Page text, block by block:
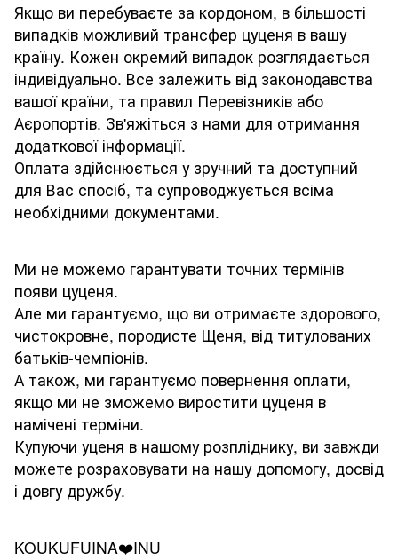
Якщо ви перебуваєте за кордоном, в більшості
випадків можливий трансфер цуценя в вашу
країну. Кожен окремий випадок розглядається
індивідуально. Все залежить від законодавства
вашої країни, та правил Перевізників або
Аєропортів. Зв'яжіться з нами для отримання
додаткової інформації.
Оплата здійснюється у зручний та доступний
для Вас спосіб, та супроводжується всіма
необхідними документами.
Ми не можемо гарантувати точних термінів
появи цуценя.
Але ми гарантуємо, що ви отримаєте здорового,
чистокровне, породисте Щеня, від титулованих
батьків-чемпіонів.
А також, ми гарантуємо повернення оплати,
якщо ми не зможемо виростити цуценя в
намічені терміни.
Купуючи уценя в нашому розпліднику, ви завжди
можете розраховувати на нашу допомогу, досвід
і довгу дружбу.
KOUKUFUINA❤️INU